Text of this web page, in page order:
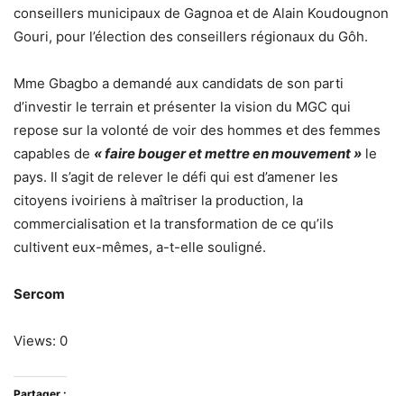
conseillers municipaux de Gagnoa et de Alain Koudougnon
Gouri, pour l’élection des conseillers régionaux du Gôh.
Mme Gbagbo a demandé aux candidats de son parti
d’investir le terrain et présenter la vision du MGC qui
repose sur la volonté de voir des hommes et des femmes
capables de « faire bouger et mettre en mouvement » le
pays. Il s’agit de relever le défi qui est d’amener les
citoyens ivoiriens à maîtriser la production, la
commercialisation et la transformation de ce qu’ils
cultivent eux-mêmes, a-t-elle souligné.
Sercom
Views: 0